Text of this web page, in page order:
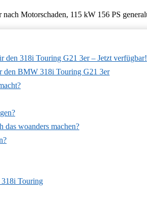
318i Touring G21 3er – Jetzt verfügbar!
den BMW 318i Touring G21 3er
woanders machen?
318i Touring